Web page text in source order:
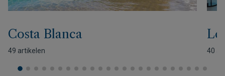
Costa Blanca
49 artikelen 40